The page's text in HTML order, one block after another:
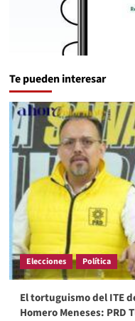
Te pueden interesar
Elecciones Política
El tortuguismo del ITE
Homero Meneses: PRD